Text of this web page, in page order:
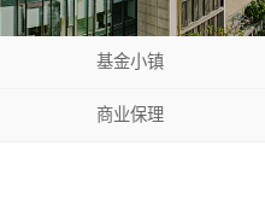
基金小镇
商业保理